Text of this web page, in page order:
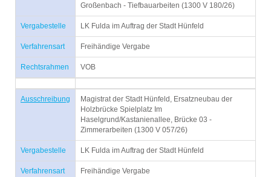
Großenbach - Tiefbauarbeiten (1300 V 180/26)
Vergabestelle LK Fulda im Auftrag der Stadt Hünfeld
Verfahrensart Freihändige Vergabe
Rechtsrahmen VOB
Ausschreibung
Magistrat der Stadt Hünfeld, Ersatzneubau der
Holzbrücke Spielplatz Im
Haselgrund/Kastanienallee, Brücke 03 -
Zimmerarbeiten (1300 V 057/26)
Vergabestelle LK Fulda im Auftrag der Stadt Hünfeld
Verfahrensart Freihändige Vergabe